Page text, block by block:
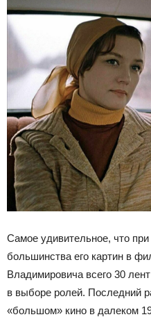
Самое удивительное, что
большинства его картин в
Владимировича всего 30
в выборе ролей. Последний
«большом» кино в далеком